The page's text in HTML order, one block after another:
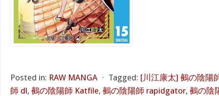
Posted in: RAW MANGA ⋅ Tagged: [川江康太] 鵺の陰陽
師 dl, 鵺の陰陽師 Katfile, 鵺の陰陽師 rapidgator, 鵺の陰